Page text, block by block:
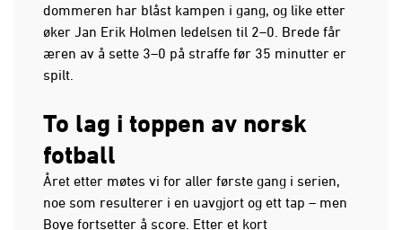
dommeren har blåst kampen i gang, og like etter
øker Jan Erik Holmen ledelsen til 2–0. Brede får
æren av å sette 3–0 på straffe før 35 minutter er
spilt.
To lag i toppen av norsk
fotball
Året etter møtes vi for aller første gang i serien,
noe som resulterer i en uavgjort og ett tap – men
Boye fortsetter å score. Etter et kort